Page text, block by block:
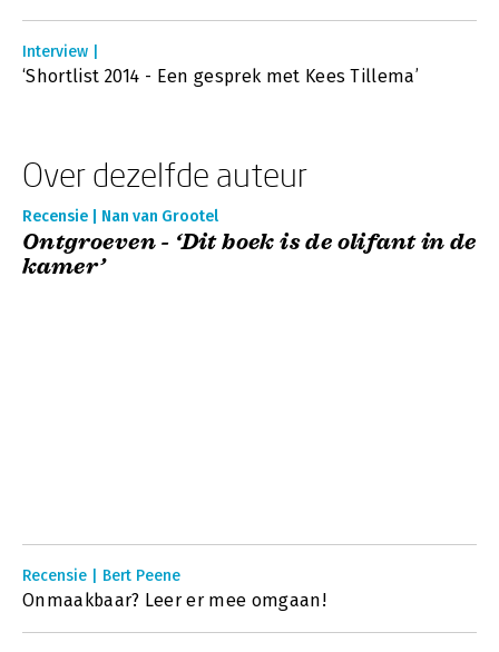
Interview |
‘Shortlist 2014 - Een gesprek met Kees Tillema’
Over dezelfde auteur
Recensie | Nan van Grootel
Ontgroeven - ‘Dit boek is de olifant in de
kamer’
Recensie | Bert Peene
Onmaakbaar? Leer er mee omgaan!